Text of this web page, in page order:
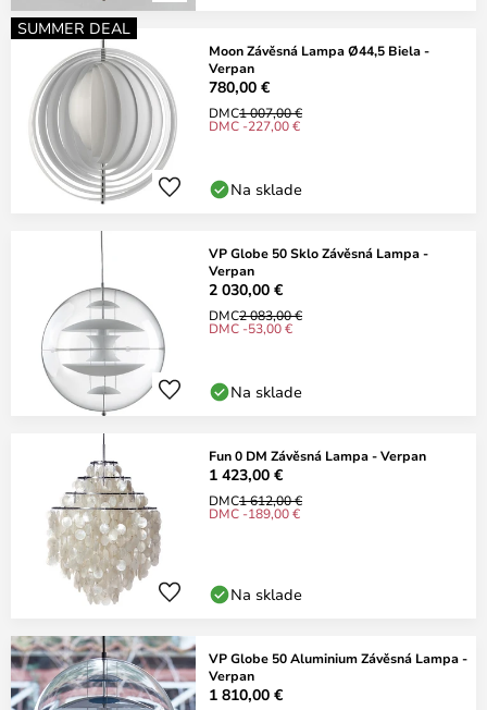
SUMMER DEAL
Moon Závěsná Lampa Ø44,5 Biela -
Verpan
780,00 €
DMC1 007,00 €
DMC -227,00 €
Na sklade
VP Globe 50 Sklo Závěsná Lampa -
Verpan
2 030,00 €
DMC2 083,00 €
DMC -53,00 €
Na sklade
Fun 0 DM Závěsná Lampa - Verpan
1 423,00 €
DMC1 612,00 €
DMC -189,00 €
Na sklade
VP Globe 50 Aluminium Závěsná Lampa -
Verpan
1 810,00 €